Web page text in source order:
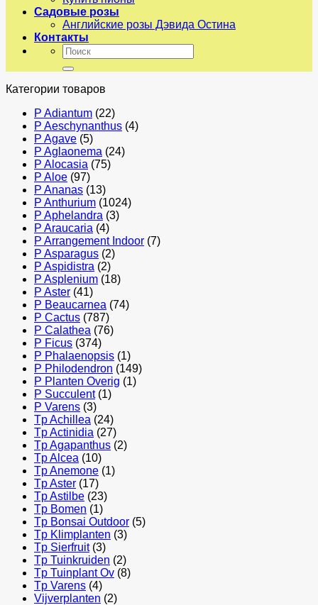
Садовые розы
Английские розы Дэвида Остина
Контакты
Искать:
Категории товаров
P Adiantum (22)
P Aeschynanthus (4)
P Agave (5)
P Aglaonema (24)
P Alocasia (75)
P Aloe (97)
P Ananas (13)
P Anthurium (1024)
P Aphelandra (3)
P Araucaria (4)
P Arrangement Indoor (7)
P Asparagus (2)
P Aspidistra (2)
P Asplenium (18)
P Aster (41)
P Beaucarnea (74)
P Cactus (787)
P Calathea (76)
P Ficus (374)
P Phalaenopsis (1)
P Philodendron (149)
P Planten Overig (1)
P Succulent (1)
P Varens (3)
Tp Achillea (24)
Tp Actinidia (27)
Tp Agapanthus (2)
Tp Alcea (10)
Tp Anemone (1)
Tp Aster (17)
Tp Astilbe (23)
Tp Bomen (1)
Tp Bonsai Outdoor (5)
Tp Klimplanten (3)
Tp Sierfruit (3)
Tp Tuinkruiden (2)
Tp Tuinplant Ov (8)
Tp Varens (4)
Vijverplanten (2)